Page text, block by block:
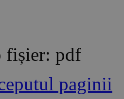
fișier: pdf
paginii